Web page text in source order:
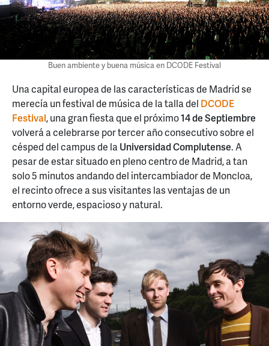
Buen ambiente y buena música en DCODE Festival
Una capital europea de las características de Madrid se
merecía un festival de música de la talla del DCODE
Festival, una gran fiesta que el próximo14 de Septiembre
volverá a celebrarse por tercer año consecutivo sobre el
césped del campus de laUniversidad Complutense. A
pesar de estar situado en pleno centro de Madrid, a tan
solo 5 minutos andando del intercambiador de Moncloa,
el recinto ofrece a sus visitantes las ventajas de un
entorno verde, espacioso y natural.